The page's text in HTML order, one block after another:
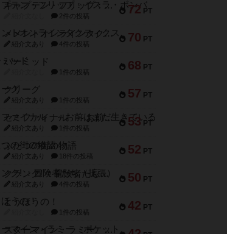
72 PT
キャプテン・フリップ：イスラ・ボンバ
2件の投稿
70 PT
メメントオンラインタクティクス
紹介文あり 4件の投稿
68 PT
パーミッド
1件の投稿
57 PT
クリーグ
紹介文あり 1件の投稿
53 PT
セミファイナル ～お前はまだ生きている～
紹介文あり 1件の投稿
52 PT
ふたつの街の物語
紹介文あり 18件の投稿
50 PT
クランク! ：冒険者たち（拡張）
紹介文あり 4件の投稿
42 PT
とうほうの！
1件の投稿
スターマイン・ラミー ポケット